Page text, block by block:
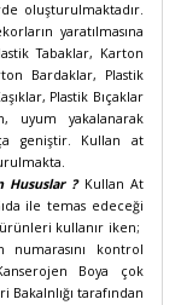
oluşturulmaktadır.
yaratılmasına
Tabaklar, Karton
Bardaklar, Plastik
Plastik Bıçaklar
uyum yakalanarak
geniştir. Kullan at
Hususlar ?Kullan At
ile temas edeceği
ürünleri kullanır iken;
numarasını kontrol
Boya çok
Bakalnlığı tarafından